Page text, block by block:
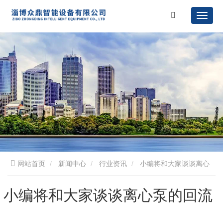
网站首页 新闻中心 行业资讯
泵的回流和气蚀
小编将和大家谈谈离心泵的回流